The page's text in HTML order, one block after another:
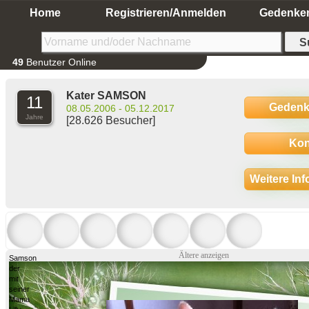
Home Registrieren/Anmelden
49 Benutzer Online
11
Jahre
Kater SAMSON
08.05.2006 - 05.12.2017
[28.626 Besucher]
Weitere
Ältere anzeigen
Samson
der
mit
seiner
Mama